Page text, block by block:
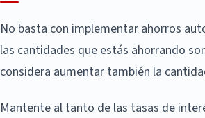
No basta con implementar ahorros
las cantidades que estás ahorrando
considera aumentar también la
Mantente al tanto de las tasas de